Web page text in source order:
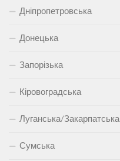
Дніпропетровська
Донецька
Запорізька
Кіровоградська
Луганська/Закарпатська
Сумська